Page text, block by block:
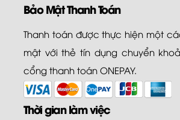
Bảo Mật Thanh Toán
Thanh toán được thực hiện một
mật với thẻ tín dụng chuyển
cổng thanh toán ONEPAY.
Thời gian làm việc